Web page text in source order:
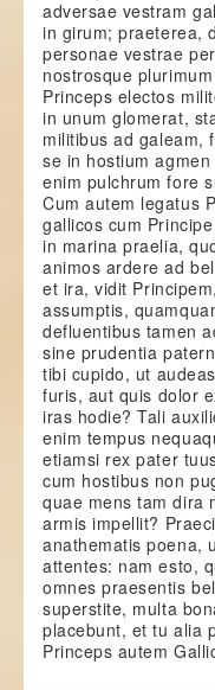
adversae vestram
in girum; praeterea,
personae vestrae
nostrosque
Princeps electos
in unum glomerat,
militibus ad galeam,
se in hostium
enim pulchrum fore
Cum autem legatus
gallicos cum
in marina praelia,
animos ardere ad
et ira, vidit
assumptis,
defluentibus tamen
sine prudentia
tibi cupido, ut
furis, aut quis dolor
iras hodie? Tali
enim tempus
etiamsi rex pater
cum hostibus non
quae mens tam dira
armis impellit?
anathematis poena,
attentes: nam esto,
omnes praesentis
superstite, multa
placebunt, et tu alia
Princeps autem